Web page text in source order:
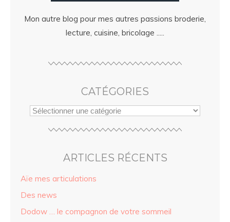
Mon autre blog pour mes autres passions broderie,
lecture, cuisine, bricolage .....
CATÉGORIES
ARTICLES RÉCENTS
Aïe mes articulations
Des news
Dodow … le compagnon de votre sommeil